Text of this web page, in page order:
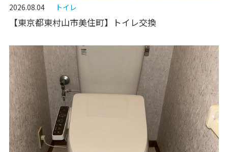
2026.08.04 トイレ
【東京都東村山市美住町】トイレ交換